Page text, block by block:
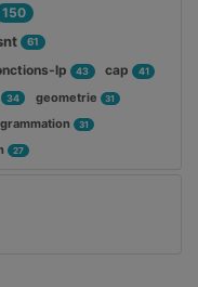
150
61
lp 43 cap 41
34 geometrie 31
31
27